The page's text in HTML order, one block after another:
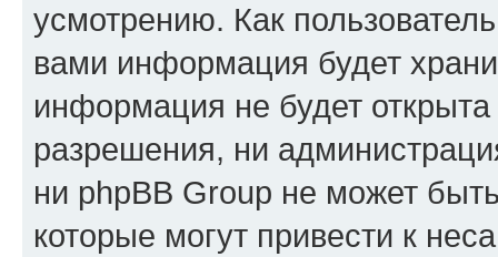
усмотрению. Как
вами информация будет
информация не будет
разрешения, ни
ни phpBB Group не может
которые могут привести к